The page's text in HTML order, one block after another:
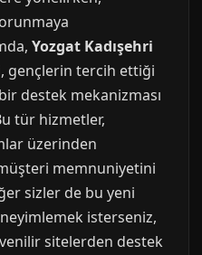
Yozgat Kadışehri
gençlerin tercih ettiği
destek mekanizması
tür hizmetler,
üzerinden
memnuniyetini
sizler de bu yeni
isterseniz,
sitelerden destek